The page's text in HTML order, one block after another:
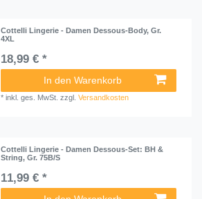
Cottelli Lingerie - Damen Dessous-Body, Gr.
4XL
18,99 € *
In den Warenkorb
*inkl. ges. MwSt. zzgl.Versandkosten
Cottelli Lingerie - Damen Dessous-Set: BH &
String, Gr. 75B/S
11,99 € *